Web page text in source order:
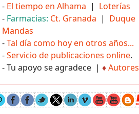
- El tiempo en Alhama | Loterías
- Farmacias: Ct. Granada | Duque
Mandas
-Tal día como hoy en otros años...
-Servicio de publicaciones online.
- Tu apoyo se agradece | ♦Autores